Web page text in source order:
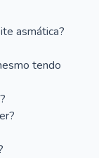
asmática?
tendo